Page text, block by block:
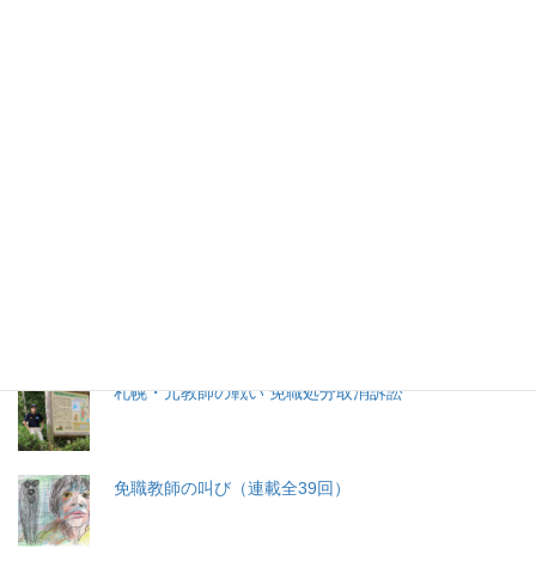
札幌・元教師の戦い 免職処分取消訴訟
免職教師の叫び（連載全39回）